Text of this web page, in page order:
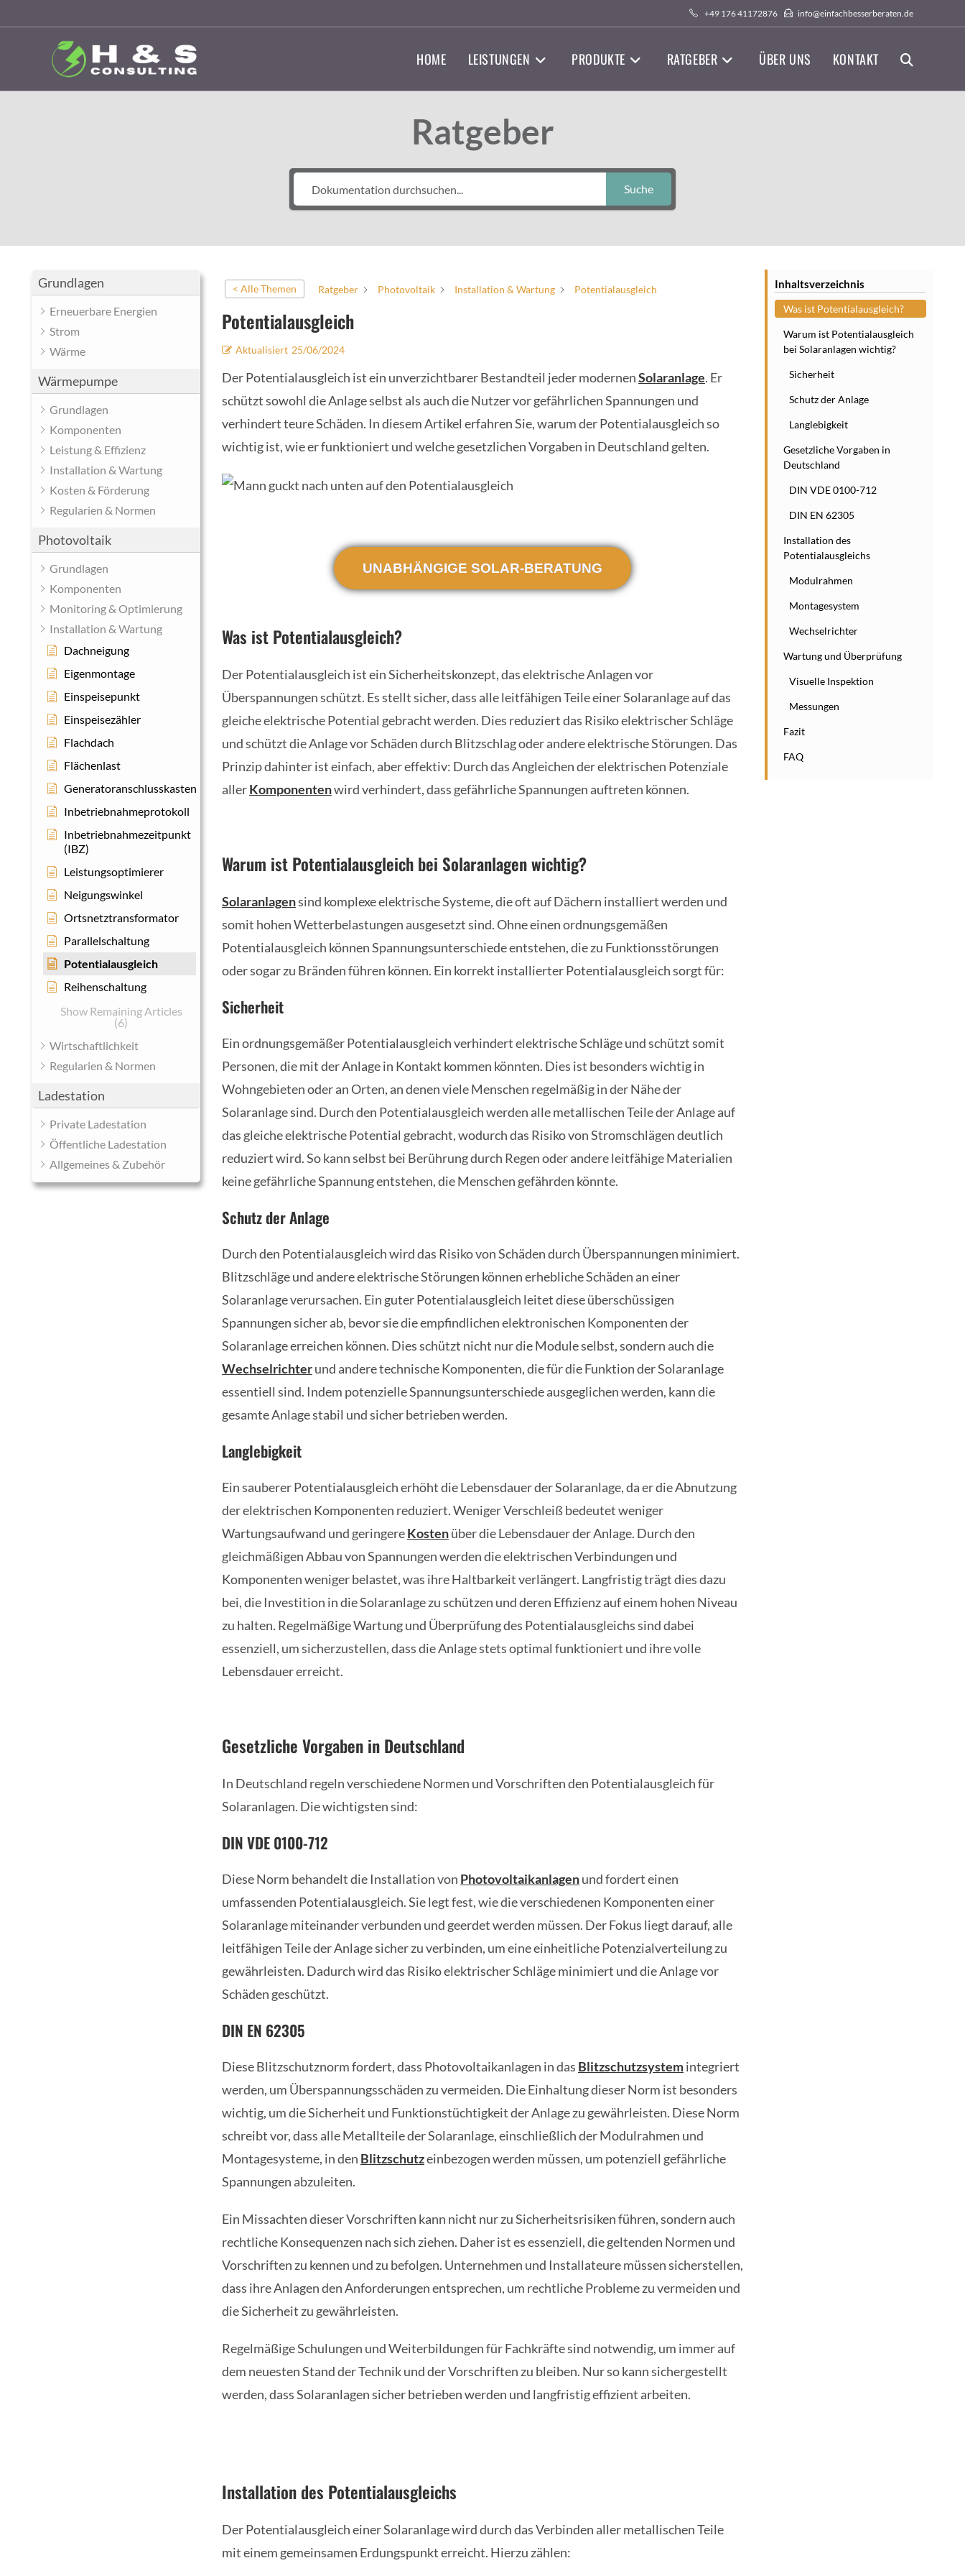
Inhalt
+49 176 41172876 info@einfachbesserberaten.de
HOME LEISTUNGEN PRODUKTE RATGEBER ÜBER UNS KONTAKT WEBSITE-
Ratgeber
Suche
Grundlagen
Erneuerbare Energien
Strom
Wärme
Wärmepumpe
Grundlagen
Komponenten
Leistung & Effizienz
Installation & Wartung
Kosten & Förderung
Regularien & Normen
Photovoltaik
Grundlagen
Komponenten
Monitoring & Optimierung
Installation & Wartung
Dachneigung
Eigenmontage
Einspeisepunkt
Einspeisezähler
Flachdach
Flächenlast
Generatoranschlusskasten
Inbetriebnahmeprotokoll
Inbetriebnahmezeitpunkt
(IBZ)
Leistungsoptimierer
Neigungswinkel
Ortsnetztransformator
Parallelschaltung
Potentialausgleich
Reihenschaltung
Show Remaining Articles
(6)
Wirtschaftlichkeit
Regularien & Normen
Ladestation
Private Ladestation
Öffentliche Ladestation
Allgemeines & Zubehör
< Alle Themen Ratgeber Photovoltaik Installation & Wartung Potentialausgleich
Potentialausgleich
Aktualisiert 25/06/2024
Der Potentialausgleich ist ein unverzichtbarer Bestandteil jeder modernenSolaranlage. Er
schützt sowohl die Anlage selbst als auch die Nutzer vor gefährlichen Spannungen und
verhindert teure Schäden. In diesem Artikel erfahren Sie, warum der Potentialausgleich so
wichtig ist, wie er funktioniert und welche gesetzlichen Vorgaben in Deutschland gelten.
UNABHÄNGIGE SOLAR-BERATUNG
Was ist Potentialausgleich?
Der Potentialausgleich ist ein Sicherheitskonzept, das elektrische Anlagen vor
Überspannungen schützt. Es stellt sicher, dass alle leitfähigen Teile einer Solaranlage auf das
gleiche elektrische Potential gebracht werden. Dies reduziert das Risiko elektrischer Schläge
und schützt die Anlage vor Schäden durch Blitzschlag oder andere elektrische Störungen. Das
Prinzip dahinter ist einfach, aber effektiv: Durch das Angleichen der elektrischen Potenziale
allerKomponentenwird verhindert, dass gefährliche Spannungen auftreten können.
Warum ist Potentialausgleich bei Solaranlagen wichtig?
Solaranlagensind komplexe elektrische Systeme, die oft auf Dächern installiert werden und
somit hohen Wetterbelastungen ausgesetzt sind. Ohne einen ordnungsgemäßen
Potentialausgleich können Spannungsunterschiede entstehen, die zu Funktionsstörungen
oder sogar zu Bränden führen können. Ein korrekt installierter Potentialausgleich sorgt für:
Sicherheit
Ein ordnungsgemäßer Potentialausgleich verhindert elektrische Schläge und schützt somit
Personen, die mit der Anlage in Kontakt kommen könnten. Dies ist besonders wichtig in
Wohngebieten oder an Orten, an denen viele Menschen regelmäßig in der Nähe der
Solaranlage sind. Durch den Potentialausgleich werden alle metallischen Teile der Anlage auf
das gleiche elektrische Potential gebracht, wodurch das Risiko von Stromschlägen deutlich
reduziert wird. So kann selbst bei Berührung durch Regen oder andere leitfähige Materialien
keine gefährliche Spannung entstehen, die Menschen gefährden könnte.
Schutz der Anlage
Durch den Potentialausgleich wird das Risiko von Schäden durch Überspannungen minimiert.
Blitzschläge und andere elektrische Störungen können erhebliche Schäden an einer
Solaranlage verursachen. Ein guter Potentialausgleich leitet diese überschüssigen
Spannungen sicher ab, bevor sie die empfindlichen elektronischen Komponenten der
Solaranlage erreichen können. Dies schützt nicht nur die Module selbst, sondern auch die
Wechselrichterund andere technische Komponenten, die für die Funktion der Solaranlage
essentiell sind. Indem potenzielle Spannungsunterschiede ausgeglichen werden, kann die
gesamte Anlage stabil und sicher betrieben werden.
Langlebigkeit
Ein sauberer Potentialausgleich erhöht die Lebensdauer der Solaranlage, da er die Abnutzung
der elektrischen Komponenten reduziert. Weniger Verschleiß bedeutet weniger
Wartungsaufwand und geringereKostenüber die Lebensdauer der Anlage. Durch den
gleichmäßigen Abbau von Spannungen werden die elektrischen Verbindungen und
Komponenten weniger belastet, was ihre Haltbarkeit verlängert. Langfristig trägt dies dazu
bei, die Investition in die Solaranlage zu schützen und deren Effizienz auf einem hohen Niveau
zu halten. Regelmäßige Wartung und Überprüfung des Potentialausgleichs sind dabei
essenziell, um sicherzustellen, dass die Anlage stets optimal funktioniert und ihre volle
Lebensdauer erreicht.
Gesetzliche Vorgaben in Deutschland
In Deutschland regeln verschiedene Normen und Vorschriften den Potentialausgleich für
Solaranlagen. Die wichtigsten sind:
DIN VDE 0100-712
Diese Norm behandelt die Installation von Photovoltaikanlagenund fordert einen
umfassenden Potentialausgleich. Sie legt fest, wie die verschiedenen Komponenten einer
Solaranlage miteinander verbunden und geerdet werden müssen. Der Fokus liegt darauf, alle
leitfähigen Teile der Anlage sicher zu verbinden, um eine einheitliche Potenzialverteilung zu
gewährleisten. Dadurch wird das Risiko elektrischer Schläge minimiert und die Anlage vor
Schäden geschützt.
DIN EN 62305
Diese Blitzschutznorm fordert, dass Photovoltaikanlagen in das Blitzschutzsystemintegriert
werden, um Überspannungsschäden zu vermeiden. Die Einhaltung dieser Norm ist besonders
wichtig, um die Sicherheit und Funktionstüchtigkeit der Anlage zu gewährleisten. Diese Norm
schreibt vor, dass alle Metallteile der Solaranlage, einschließlich der Modulrahmen und
Montagesysteme, in den Blitzschutzeinbezogen werden müssen, um potenziell gefährliche
Spannungen abzuleiten.
Ein Missachten dieser Vorschriften kann nicht nur zu Sicherheitsrisiken führen, sondern auch
rechtliche Konsequenzen nach sich ziehen. Daher ist es essenziell, die geltenden Normen und
Vorschriften zu kennen und zu befolgen. Unternehmen und Installateure müssen sicherstellen,
dass ihre Anlagen den Anforderungen entsprechen, um rechtliche Probleme zu vermeiden und
die Sicherheit zu gewährleisten.
Regelmäßige Schulungen und Weiterbildungen für Fachkräfte sind notwendig, um immer auf
dem neuesten Stand der Technik und der Vorschriften zu bleiben. Nur so kann sichergestellt
werden, dass Solaranlagen sicher betrieben werden und langfristig effizient arbeiten.
Installation des Potentialausgleichs
Der Potentialausgleich einer Solaranlage wird durch das Verbinden aller metallischen Teile
mit einem gemeinsamen Erdungspunkt erreicht. Hierzu zählen:
Inhaltsverzeichnis
Was ist Potentialausgleich?
Warum ist Potentialausgleich
bei Solaranlagen wichtig?
Sicherheit
Schutz der Anlage
Langlebigkeit
Gesetzliche Vorgaben in
Deutschland
DIN VDE 0100-712
DIN EN 62305
Installation des
Potentialausgleichs
Modulrahmen
Montagesystem
Wechselrichter
Wartung und Überprüfung
Visuelle Inspektion
Messungen
Fazit
FAQ